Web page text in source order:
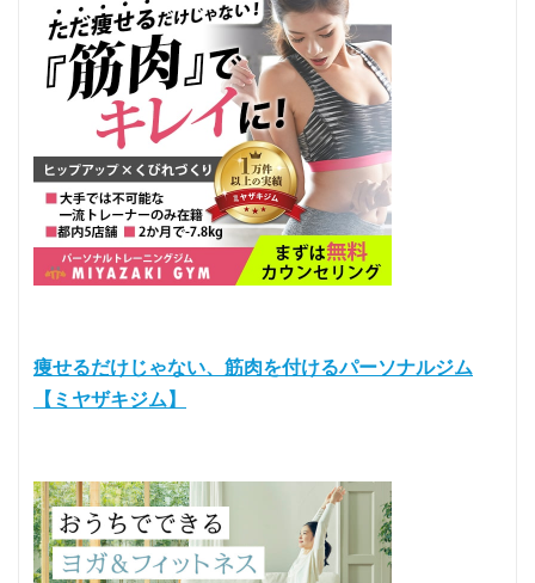
痩せるだけじゃない、筋肉を付けるパーソナルジム
【ミヤザキジム】